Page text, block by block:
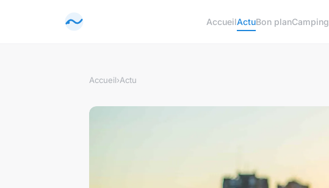
AccueilActuBon planCamping
Accueil›Actu